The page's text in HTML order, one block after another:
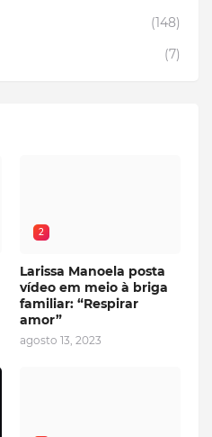
(148)
(7)
2
Larissa Manoela posta
vídeo em meio à briga
familiar: “Respirar
amor”
agosto 13, 2023